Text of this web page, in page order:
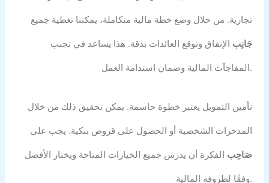
تجارية. من خلال وضع خطة مالية متكاملة، يمكننا تغطية جميع
جَانِب الإنفاق وتوقع العائدات بدقة. هذا يساعد في تجنب
المفاجآت المالية وضمان استدامة العمل.
تأمين التمويل يعتبر خطوة حاسمة. يمكن تحقيق ذلك من خلال
المدخرات الشخصية أو الحصول على قروض بنكية. يجب على
صَاحِب الفكرة أن يدرس جميع الخيارات المتاحة ويختار الأفضل
وفقًا لظروفه المالية.